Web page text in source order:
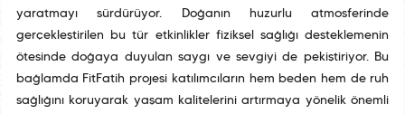
yaratmayı sürdürüyor. Doğanın huzurlu atmosferinde
gerçekleştirilen bu tür etkinlikler fiziksel sağlığı desteklemenin
ötesinde doğaya duyulan saygı ve sevgiyi de pekiştiriyor. Bu
bağlamda FitFatih projesi katılımcıların hem beden hem de ruh
sağlığını koruyarak yaşam kalitelerini artırmaya yönelik önemli